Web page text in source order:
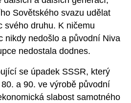
Sovětského svazu udělat
svého druhu. K ničemu
nikdy nedošlo a původní Niva
nedostala dodnes.
se úpadek SSSR, který
a 90. ve výrobě původní
slabost samotného